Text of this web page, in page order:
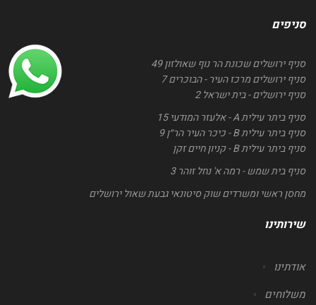
סניפים
סניף ירושלים שכונת הר נוף שאולזון 49
סניף ירושלים מרכז העיר - הבוכרים 7
סניף ירושלים - בית ישראל 2
סניף ביתר עילית A - אלעזר המודעי 15
סניף ביתר עילית B - כיכר העיר הר״ן 9
סניף ביתר עילית B - קניון חיים זקן
סניף בית שמש - רמה א' נחל זוהר 3
מחסן ראשי ומשרדים שוק סיטונאי גבעת שאול ירושלים
שירותינו
אודתינו
משלוחים